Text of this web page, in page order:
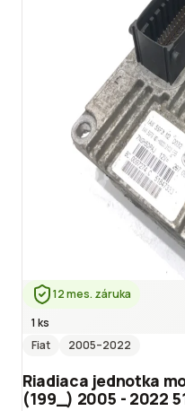
12 mes. záruka
1 ks
Fiat
2005–2022
Riadiaca jednotka
(199_) 2005 - 2022